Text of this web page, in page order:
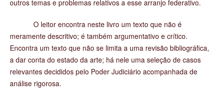
outros temas e problemas relativos a esse arranjo federativo.
O leitor encontra neste livro um texto que não é
meramente descritivo; é também argumentativo e crítico.
Encontra um texto que não se limita a uma revisão bibliográfica,
a dar conta do estado da arte; há nele uma seleção de casos
relevantes decididos pelo Poder Judiciário acompanhada de
análise rigorosa.